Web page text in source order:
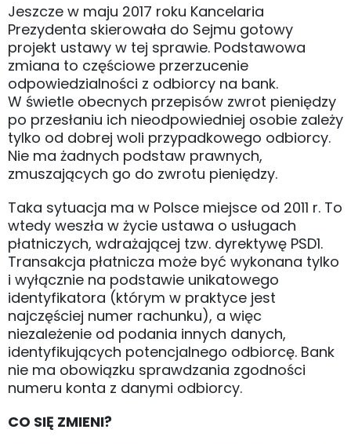
Jeszcze w maju 2017 roku Kancelaria
Prezydenta skierowała do Sejmu gotowy
projekt ustawy w tej sprawie. Podstawowa
zmiana to częściowe przerzucenie
odpowiedzialności z odbiorcy na bank.
W świetle obecnych przepisów zwrot pieniędzy
po przesłaniu ich nieodpowiedniej osobie zależy
tylko od dobrej woli przypadkowego odbiorcy.
Nie ma żadnych podstaw prawnych,
zmuszających go do zwrotu pieniędzy.
Taka sytuacja ma w Polsce miejsce od 2011 r. To
wtedy weszła w życie ustawa o usługach
płatniczych, wdrażającej tzw. dyrektywę PSD1.
Transakcja płatnicza może być wykonana tylko
i wyłącznie na podstawie unikatowego
identyfikatora (którym w praktyce jest
najczęściej numer rachunku), a więc
niezależenie od podania innych danych,
identyfikujących potencjalnego odbiorcę. Bank
nie ma obowiązku sprawdzania zgodności
numeru konta z danymi odbiorcy.
CO SIĘ ZMIENI?